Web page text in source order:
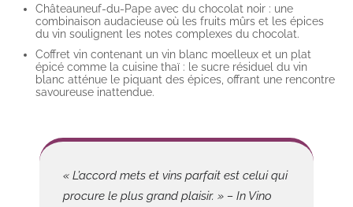
Châteauneuf-du-Pape avec du chocolat noir : une
combinaison audacieuse où les fruits mûrs et les épices
du vin soulignent les notes complexes du chocolat.
Coffret vin contenant un vin blanc moelleux et un plat
épicé comme la cuisine thaï : le sucre résiduel du vin
blanc atténue le piquant des épices, offrant une rencontre
savoureuse inattendue.
« L’accord mets et vins parfait est celui qui
procure le plus grand plaisir. » – In Vino